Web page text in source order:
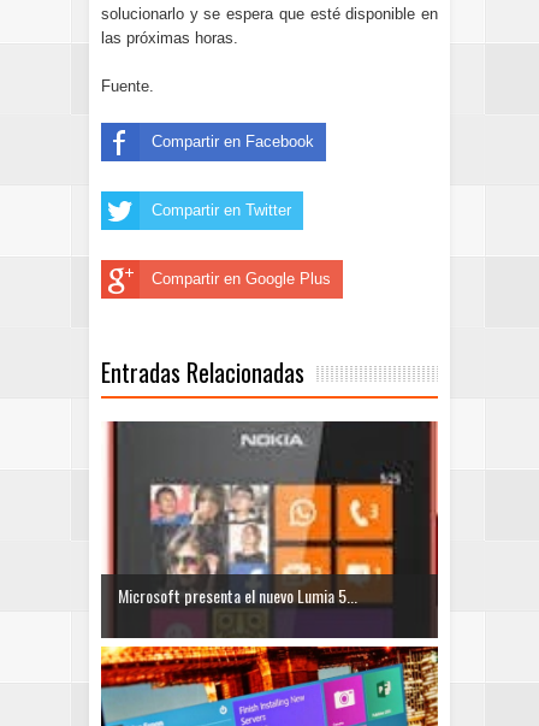
solucionarlo y se espera que esté disponible en
las próximas horas.
Fuente.
Compartir en Facebook
Compartir en Twitter
Compartir en Google Plus
Entradas Relacionadas
Microsoft presenta el nuevo Lumia 5...